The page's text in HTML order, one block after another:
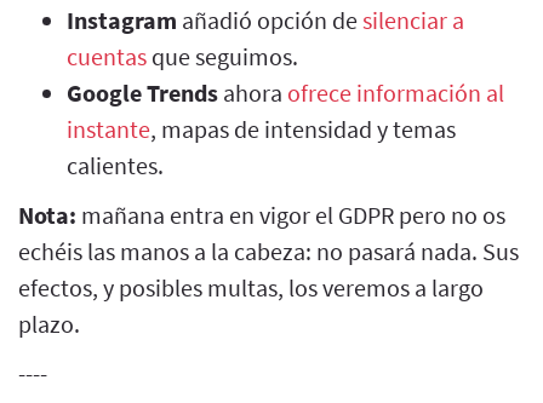
Instagram añadió opción desilenciar a
cuentas que seguimos.
Google Trends ahora ofrece información al
instante, mapas de intensidad y temas
calientes.
Nota: mañana entra en vigor el GDPR pero no os
echéis las manos a la cabeza: no pasará nada. Sus
efectos, y posibles multas, los veremos a largo
plazo.
----